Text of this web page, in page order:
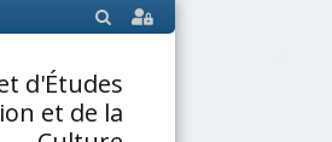
SEARCH
d'Études
et de la